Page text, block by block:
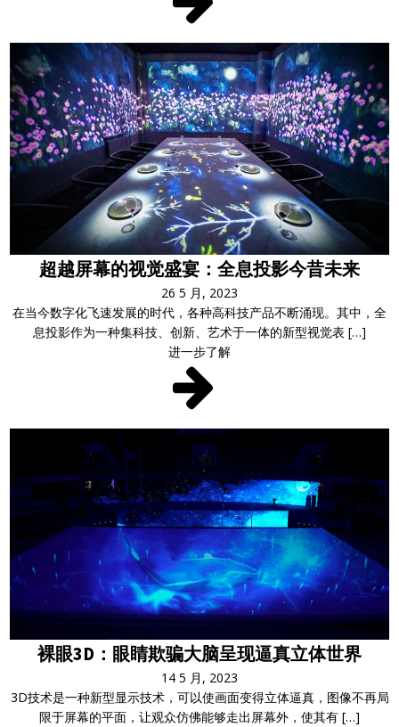
超越屏幕的视觉盛宴：全息投影今昔未来
26 5 月, 2023
在当今数字化飞速发展的时代，各种高科技产品不断涌现。其中，全
息投影作为一种集科技、创新、艺术于一体的新型视觉表 […]
进一步了解
裸眼3D：眼睛欺骗大脑呈现逼真立体世界
14 5 月, 2023
3D技术是一种新型显示技术，可以使画面变得立体逼真，图像不再局
限于屏幕的平面，让观众仿佛能够走出屏幕外，使其有 […]